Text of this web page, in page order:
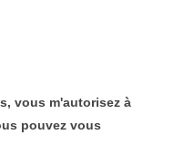
vous m'autorisez à
pouvez vous